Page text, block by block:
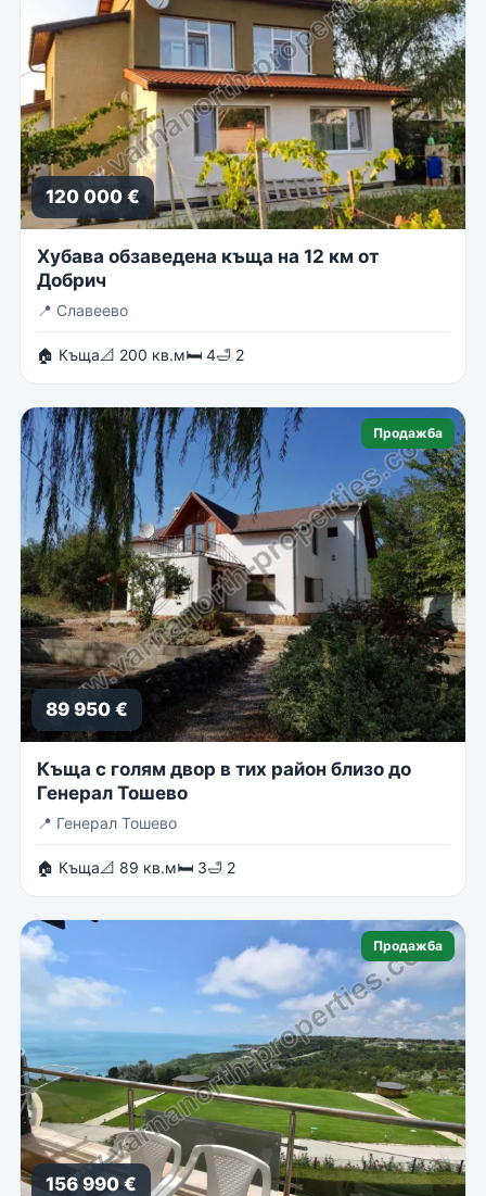
120 000 €
Хубава обзаведена къща на 12 км от
Добрич
📍 Славеево
🏠 Къща📐 200 кв.м🛏 4🛁 2
Продажба
89 950 €
Къща с голям двор в тих район близо до
Генерал Тошево
📍 Генерал Тошево
🏠 Къща📐 89 кв.м🛏 3🛁 2
Продажба
156 990 €